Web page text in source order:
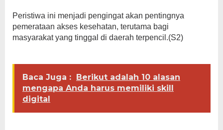
Peristiwa ini menjadi pengingat akan pentingnya
pemerataan akses kesehatan, terutama bagi
masyarakat yang tinggal di daerah terpencil.(S2)
Baca Juga : Berikut adalah 10 alasan
mengapa Anda harus memiliki skill
digital